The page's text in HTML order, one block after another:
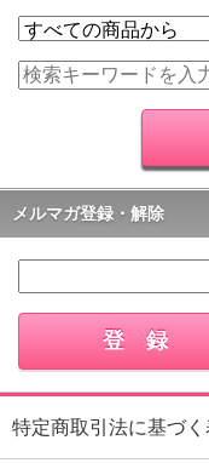
メルマガ登録・解除
特定商取引法に基づく